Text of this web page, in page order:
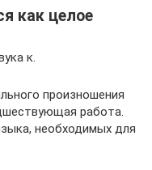
как целое
к.
произношения
работа.
необходимых для